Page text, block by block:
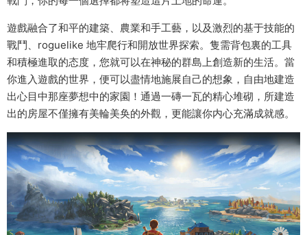
遊戲融合了和平的建築、農業和手工藝，以及激烈的基于技能的
戰鬥、roguelike 地牢爬行和開放世界探索。隻需背包裏的工具
和積極進取的态度，您就可以在神秘的群島上創造新的生活。當
你進入遊戲的世界，便可以盡情地施展自己的想象，自由地建造
出心目中那座夢想中的家園！通過一磚一瓦的精心堆砌，所建造
出的房屋不僅擁有美輪美奂的外觀，更能讓你内心充滿成就感。